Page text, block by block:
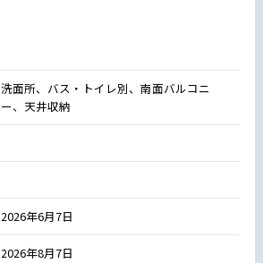
洗面所、バス・トイレ別、南面バルコニ
ー、天井収納
2026年6月7日
2026年8月7日